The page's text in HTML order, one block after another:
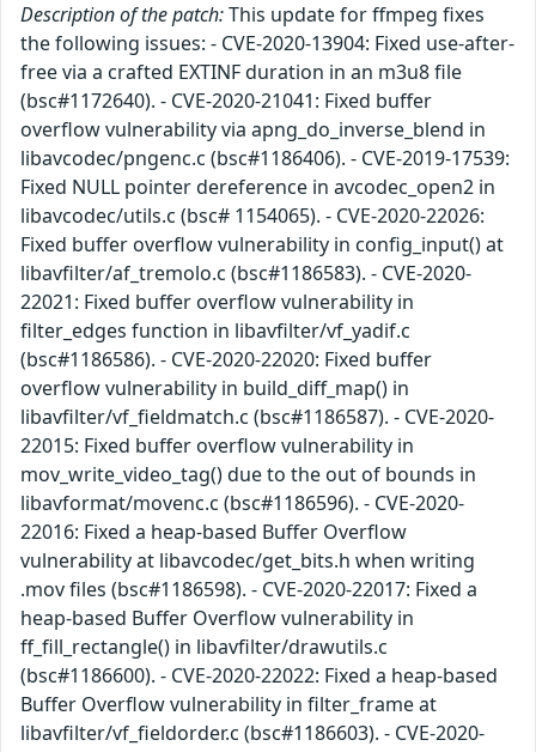
Description of the patch:This update for ffmpeg fixes
the following issues: - CVE-2020-13904: Fixed use-after-
free via a crafted EXTINF duration in an m3u8 file
(bsc#1172640). - CVE-2020-21041: Fixed buffer
overflow vulnerability via apng_do_inverse_blend in
libavcodec/pngenc.c (bsc#1186406). - CVE-2019-17539:
Fixed NULL pointer dereference in avcodec_open2 in
libavcodec/utils.c (bsc# 1154065). - CVE-2020-22026:
Fixed buffer overflow vulnerability in config_input() at
libavfilter/af_tremolo.c (bsc#1186583). - CVE-2020-
22021: Fixed buffer overflow vulnerability in
filter_edges function in libavfilter/vf_yadif.c
(bsc#1186586). - CVE-2020-22020: Fixed buffer
overflow vulnerability in build_diff_map() in
libavfilter/vf_fieldmatch.c (bsc#1186587). - CVE-2020-
22015: Fixed buffer overflow vulnerability in
mov_write_video_tag() due to the out of bounds in
libavformat/movenc.c (bsc#1186596). - CVE-2020-
22016: Fixed a heap-based Buffer Overflow
vulnerability at libavcodec/get_bits.h when writing
.mov files (bsc#1186598). - CVE-2020-22017: Fixed a
heap-based Buffer Overflow vulnerability in
ff_fill_rectangle() in libavfilter/drawutils.c
(bsc#1186600). - CVE-2020-22022: Fixed a heap-based
Buffer Overflow vulnerability in filter_frame at
libavfilter/vf_fieldorder.c (bsc#1186603). - CVE-2020-